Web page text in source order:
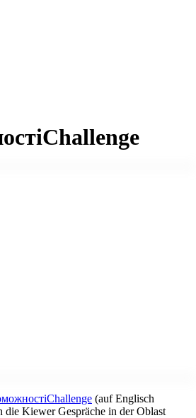
(auf Englisch
die Kiewer Gespräche in der Oblast